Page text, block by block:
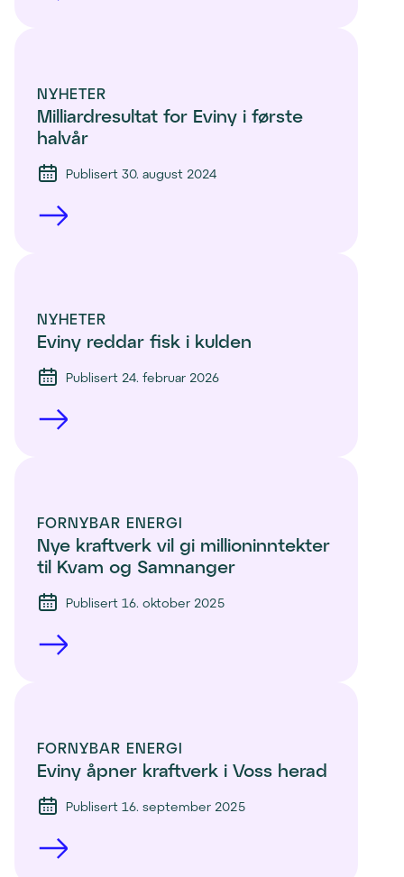
NYHETER
Milliardresultat for Eviny i første
halvår
Publisert 30. august 2024
NYHETER
Eviny reddar fisk i kulden
Publisert 24. februar 2026
FORNYBAR ENERGI
Nye kraftverk vil gi millioninntekter
til Kvam og Samnanger
Publisert 16. oktober 2025
FORNYBAR ENERGI
Eviny åpner kraftverk i Voss herad
Publisert 16. september 2025